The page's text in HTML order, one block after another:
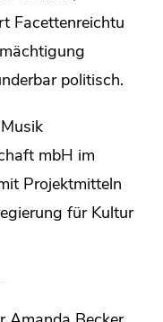
Facettenreichtu
politisch.
mbH im
Projektmitteln
für Kultur